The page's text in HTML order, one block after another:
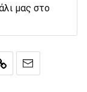
μας στο